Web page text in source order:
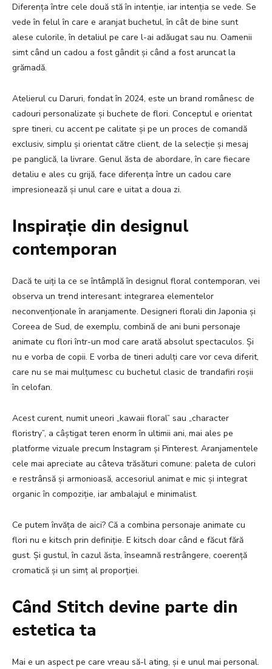
Diferența între cele două stă în intenție, iar intenția se vede. Se
vede în felul în care e aranjat buchetul, în cât de bine sunt
alese culorile, în detaliul pe care l-ai adăugat sau nu. Oamenii
simt când un cadou a fost gândit și când a fost aruncat la
grămadă.
Atelierul cu Daruri, fondat în 2024, este un brand românesc de
cadouri personalizate și buchete de flori. Conceptul e orientat
spre tineri, cu accent pe calitate și pe un proces de comandă
exclusiv, simplu și orientat către client, de la selecție și mesaj
pe panglică, la livrare. Genul ăsta de abordare, în care fiecare
detaliu e ales cu grijă, face diferența între un cadou care
impresionează și unul care e uitat a doua zi.
Inspirație din designul
contemporan
Dacă te uiți la ce se întâmplă în designul floral contemporan, vei
observa un trend interesant: integrarea elementelor
neconvenționale în aranjamente. Designeri florali din Japonia și
Coreea de Sud, de exemplu, combină de ani buni personaje
animate cu flori într-un mod care arată absolut spectaculos. Și
nu e vorba de copii. E vorba de tineri adulți care vor ceva diferit,
care nu se mai mulțumesc cu buchetul clasic de trandafiri roșii
în celofan.
Acest curent, numit uneori „kawaii floral” sau „character
floristry”, a câștigat teren enorm în ultimii ani, mai ales pe
platforme vizuale precum Instagram și Pinterest. Aranjamentele
cele mai apreciate au câteva trăsături comune: paleta de culori
e restrânsă și armonioasă, accesoriul animat e mic și integrat
organic în compoziție, iar ambalajul e minimalist.
Ce putem învăța de aici? Că a combina personaje animate cu
flori nu e kitsch prin definiție. E kitsch doar când e făcut fără
gust. Și gustul, în cazul ăsta, înseamnă restrângere, coerență
cromatică și un simț al proporției.
Când Stitch devine parte din
estetica ta
Mai e un aspect pe care vreau să-l ating, și e unul mai personal.